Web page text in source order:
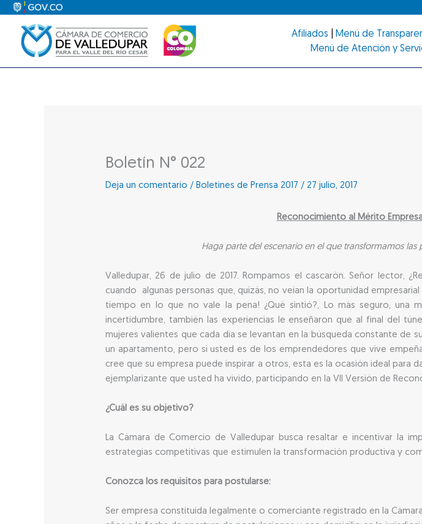
contenido
Afiliados Menú de
Menú de Atención y
Boletín N° 022
Deja un comentario / Boletines de Prensa 2017 / 27 julio, 2017
Reconocimiento al Mérito
Haga parte del escenario en el que transformamos
Valledupar, 26 de julio de 2017. Rompamos el cascarón. Señor lector,
cuando algunas personas que, quizás, no veían la oportunidad
tiempo en lo que no vale la pena! ¿Qué sintió?, Lo más seguro, una
incertidumbre, también las experiencias le enseñaron que al final del
mujeres valientes que cada día se levantan en la búsqueda constante de
un apartamento, pero si usted es de los emprendedores que vive
cree que su empresa puede inspirar a otros, esta es la ocasión ideal
ejemplarizante que usted ha vivido, participando en la VII Versión de
¿Cuál es su objetivo?
La Cámara de Comercio de Valledupar busca resaltar e incentivar la
estrategias competitivas que estimulen la transformación productiva y
Conozca los requisitos para postularse:
Ser empresa constituida legalmente o comerciante registrado en la